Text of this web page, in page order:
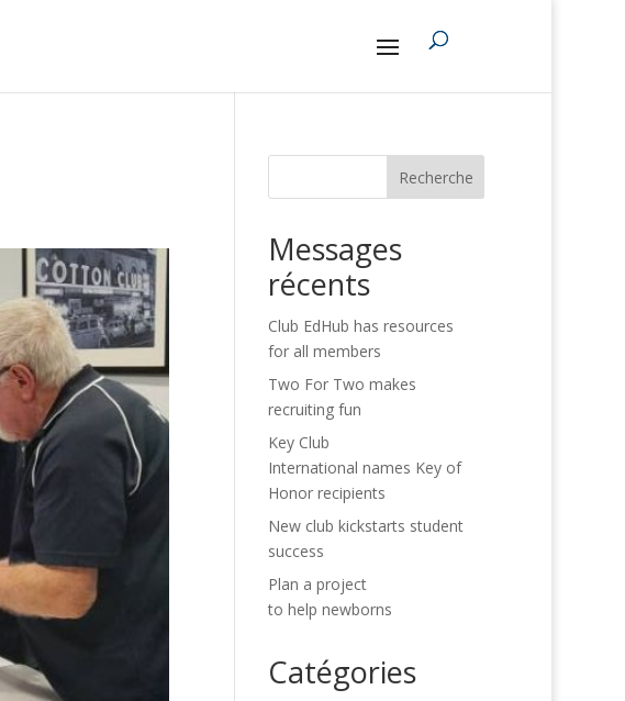
Recherche
Messages
récents
Club EdHub has resources
for all members
Two For Two makes
recruiting fun
Key Club
International names Key of
Honor recipients
New club kickstarts student
success
Plan a project
to help newborns
Catégories